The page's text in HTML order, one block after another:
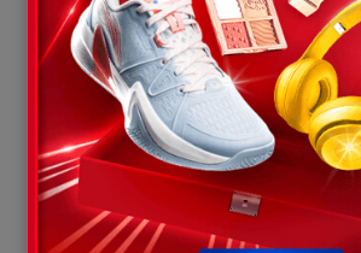
Trong bài viết, nữ ca sĩ cho biết cô sẽ thay
sóc bố mẹ nhiều hơn trong khả năng của
Cô xúc động chia sẻ:“Yên tâm từ nay về
thăm bố mẹ thay em, sẽ mua thuốc bổ cho
ôm mẹ thật chặt thay em, nhé!”
Những lời hứa giản dị nhưng chứa đựng sự
không ít người đọc cảm thấy nghẹn ngào.